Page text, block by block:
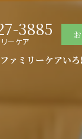
3885
ーケア
ファミリーケアいろ